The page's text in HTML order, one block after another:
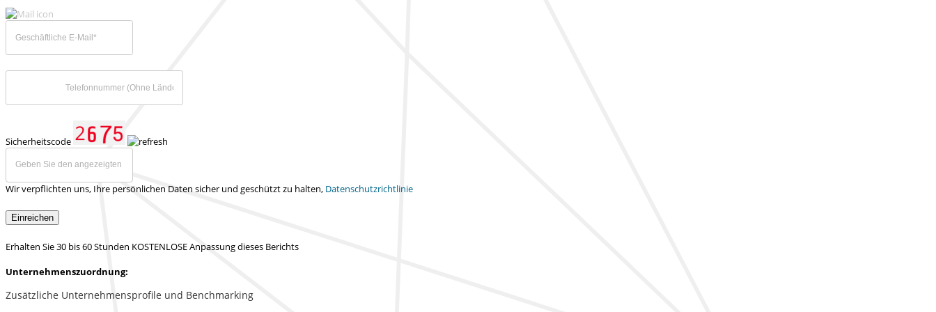
Sicherheitscode
Wir verpflichten uns, Ihre persönlichen Daten sicher und geschützt zu halten, Datenschutzrichtlinie
Einreichen
Erhalten Sie 30 bis 60 Stunden KOSTENLOSE Anpassung dieses Berichts
Unternehmenszuordnung:
Zusätzliche Unternehmensprofile und Benchmarking